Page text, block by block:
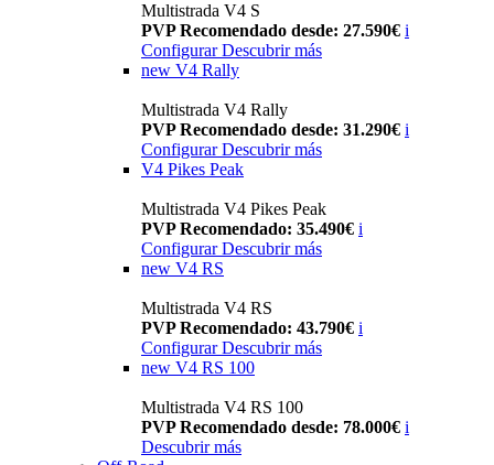
Multistrada V4 S
PVP Recomendado desde: 27.590€ i
Configurar Descubrir más
new V4 Rally
Multistrada V4 Rally
PVP Recomendado desde: 31.290€ i
Configurar Descubrir más
V4 Pikes Peak
Multistrada V4 Pikes Peak
PVP Recomendado: 35.490€ i
Configurar Descubrir más
new V4 RS
Multistrada V4 RS
PVP Recomendado: 43.790€ i
ConfigurarDescubrir más
new V4 RS 100
Multistrada V4 RS 100
PVP Recomendado desde: 78.000€ i
Descubrir más